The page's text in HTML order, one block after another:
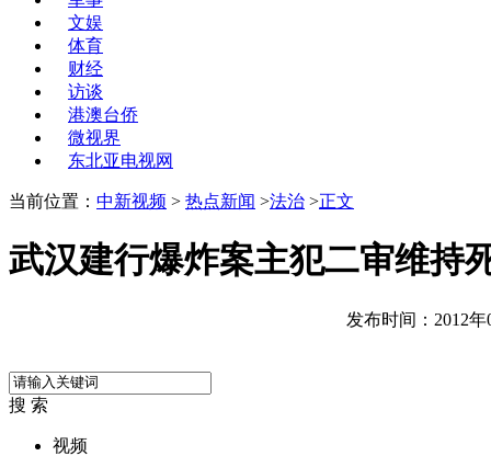
文娱
体育
财经
访谈
港澳台侨
微视界
东北亚电视网
当前位置： 中新视频 > 热点新闻 >法治 >正文
武汉建行爆炸案主犯二审维持
发布时间：2012年
搜 索
视频